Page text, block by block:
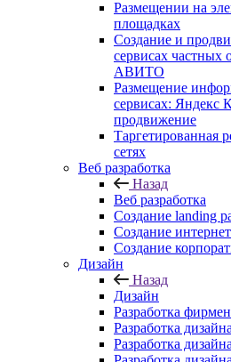
Размещении на
площадках
Создание и
сервисах
АВИТО
Размещение
сервисах: Яндекс
продвижение
Таргетированная
сетях
Веб разработка
Назад
Веб разработка
Создание landing
Создание
Создание
Дизайн
Назад
Дизайн
Разработка
Разработка
Разработка